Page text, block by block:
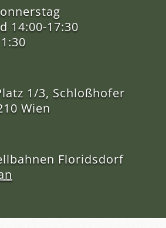
14:00-17:30
1/3, Schloßhofer
Wien
Floridsdorf